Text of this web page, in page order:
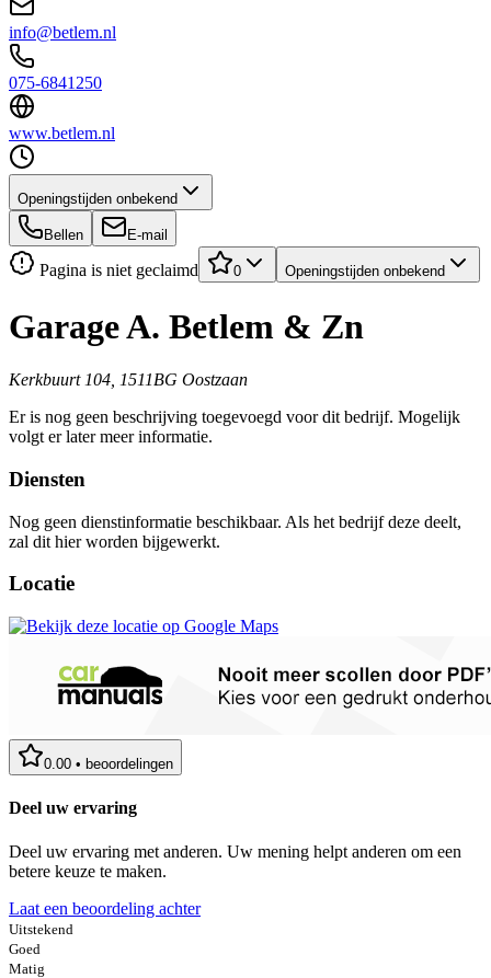
info@betlem.nl
075-6841250
www.betlem.nl
Openingstijden onbekend
Bellen E-mail
Pagina is niet geclaimd 0 Openingstijden onbekend
Garage A. Betlem & Zn
Kerkbuurt 104, 1511BG Oostzaan
Er is nog geen beschrijving toegevoegd voor dit bedrijf. Mogelijk
volgt er later meer informatie.
Diensten
Nog geen dienstinformatie beschikbaar. Als het bedrijf deze deelt,
zal dit hier worden bijgewerkt.
Locatie
0.00 • beoordelingen
Deel uw ervaring
Deel uw ervaring met anderen. Uw mening helpt anderen om een
betere keuze te maken.
Laat een beoordeling achter
Uitstekend
Goed
Matig